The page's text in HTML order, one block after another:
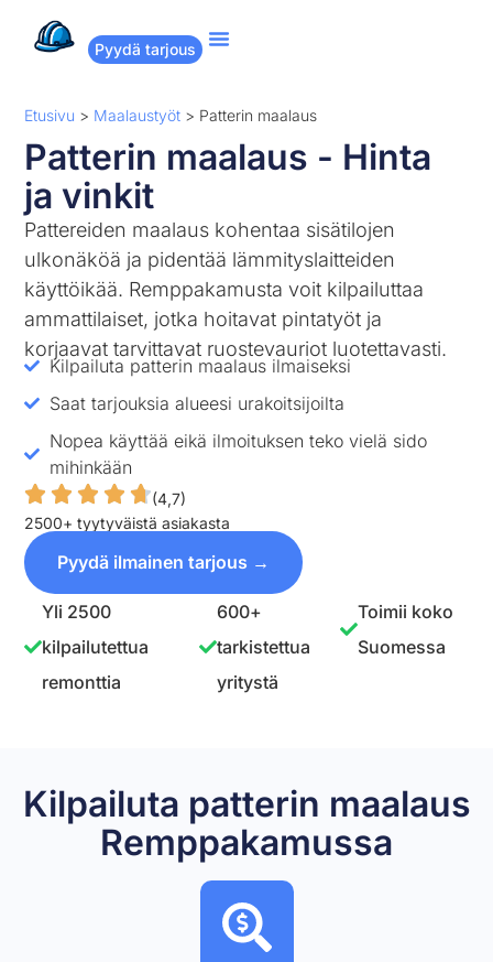
Pyydä tarjous
Etusivu > Maalaustyöt > Patterin maalaus
Patterin maalaus - Hinta
ja vinkit
Pattereiden maalaus kohentaa sisätilojen
ulkonäköä ja pidentää lämmityslaitteiden
käyttöikää. Remppakamusta voit kilpailuttaa
ammattilaiset, jotka hoitavat pintatyöt ja
korjaavat tarvittavat ruostevauriot luotettavasti.
Kilpailuta patterin maalaus ilmaiseksi
Saat tarjouksia alueesi urakoitsijoilta
Nopea käyttää eikä ilmoituksen teko vielä sido
mihinkään
(4,7)
2500+ tyytyväistä asiakasta
Pyydä ilmainen tarjous →
Yli 2500
kilpailutettua
remonttia
600+
tarkistettua
yritystä
Toimii koko
Suomessa
Kilpailuta patterin maalaus
Remppakamussa